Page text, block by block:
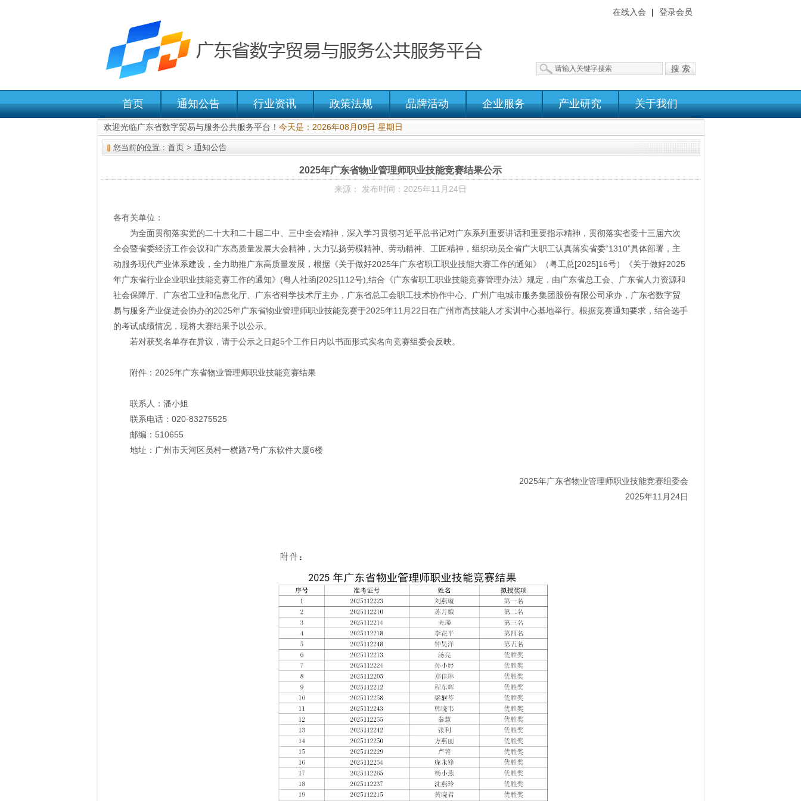
在线入会 | 登录会员
搜 索
首页 通知公告 行业资讯 政策法规 品牌活动 企业服务 产业研究 关于我们
欢迎光临广东省数字贸易与服务公共服务平台！ 今天是：2026年08月09日 星期日
您当前的位置： 首页 > 通知公告
2025年广东省物业管理师职业技能竞赛结果公示
来源： 发布时间：2025年11月24日
各有关单位：
为全面贯彻落实党的二十大和二十届二中、三中全会精神，深入学习贯彻习近平总书记对广东系列重要讲话和重要指示精神，贯彻落实省委十三届六次
全会暨省委经济工作会议和广东高质量发展大会精神，大力弘扬劳模精神、劳动精神、工匠精神，组织动员全省广大职工认真落实省委“1310”具体部署，主
动服务现代产业体系建设，全力助推广东高质量发展，根据《关于做好2025年广东省职工职业技能大赛工作的通知》（粤工总[2025]16号）《关于做好2025
年广东省行业企业职业技能竞赛工作的通知》(粤人社函[2025]112号),结合《广东省职工职业技能竞赛管理办法》规定，由广东省总工会、广东省人力资源和
社会保障厅、广东省工业和信息化厅、广东省科学技术厅主办，广东省总工会职工技术协作中心、广州广电城市服务集团股份有限公司承办，广东省数字贸
易与服务产业促进会协办的2025年广东省物业管理师职业技能竞赛于2025年11月22日在广州市高技能人才实训中心基地举行。根据竞赛通知要求，结合选手
的考试成绩情况，现将大赛结果予以公示。
若对获奖名单存在异议，请于公示之日起5个工作日内以书面形式实名向竞赛组委会反映。
附件：2025年广东省物业管理师职业技能竞赛结果
联系人：潘小姐
联系电话：020-83275525
邮编：510655
地址：广州市天河区员村一横路7号广东软件大厦6楼
2025年广东省物业管理师职业技能竞赛组委会
2025年11月24日